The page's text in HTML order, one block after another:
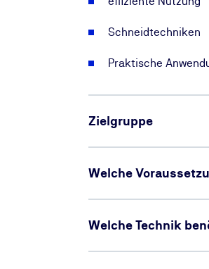
Schneidtechniken
Praktische
Zielgruppe
Welche
Welche Technik